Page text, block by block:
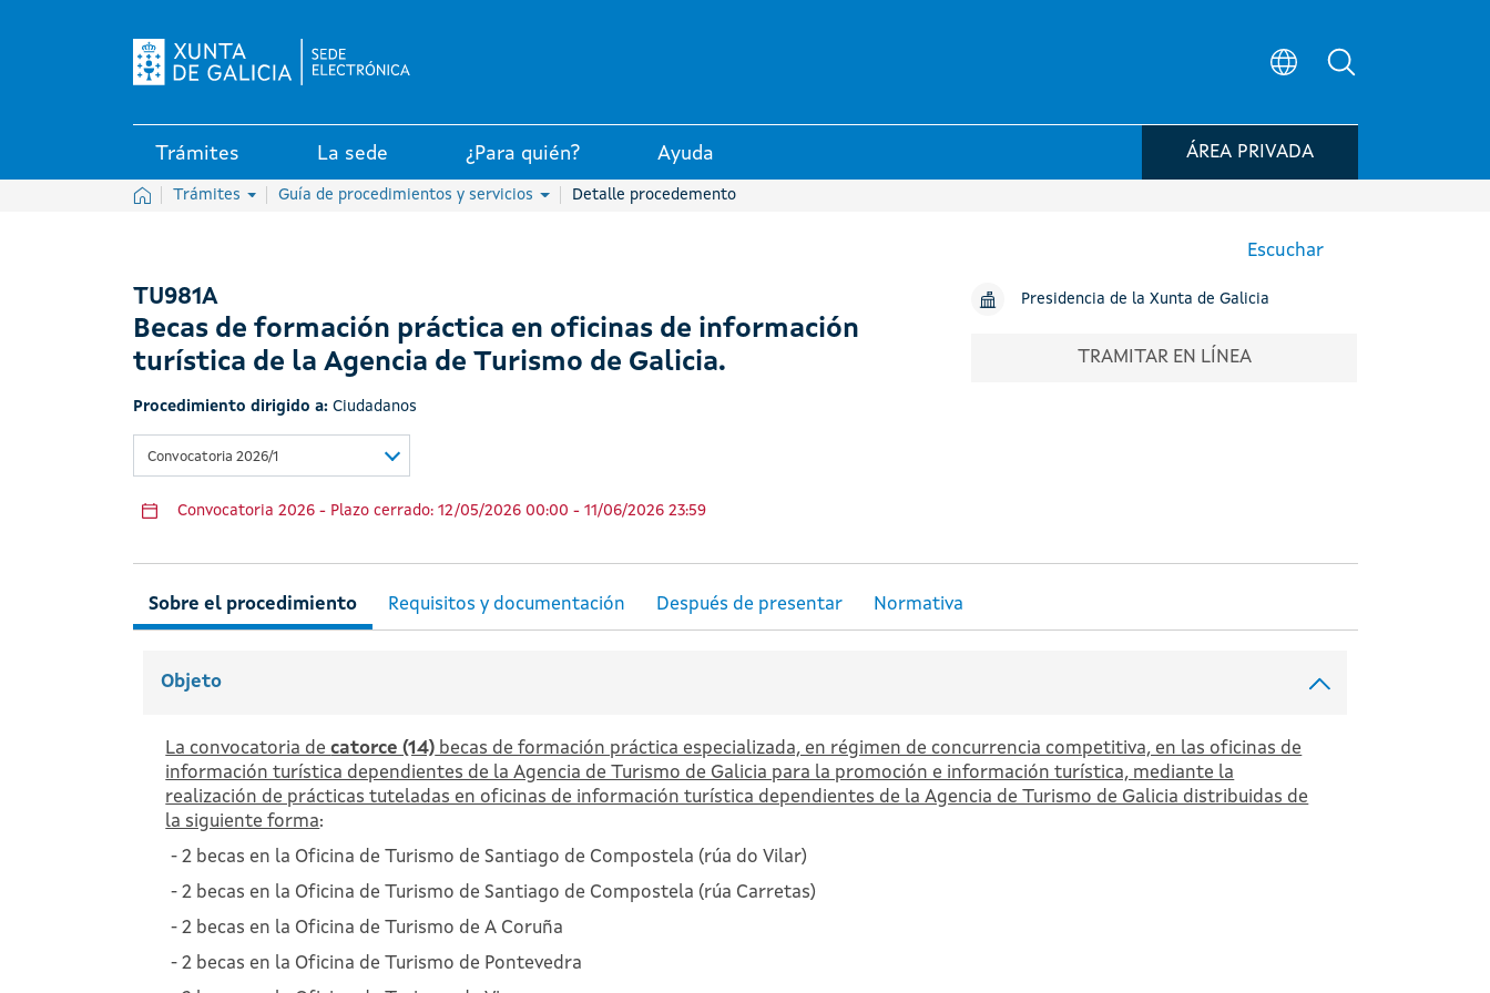
Trámites La sede ¿Para quién? Ayuda ÁREA PRIVADA
InicioTrámites Guía de procedimientos y servicios Detalle procedemento
Escuchar
TU981A
Becas de formación práctica en oficinas de información
turística de la Agencia de Turismo de Galicia.
Procedimiento dirigido a: Ciudadanos
Convocatoria 2026/1
Convocatoria 2026 - Plazo cerrado: 12/05/2026 00:00 - 11/06/2026 23:59
Presidencia de la Xunta de Galicia
TRAMITAR EN LÍNEA
Sobre el procedimiento Después de presentar
Objeto
La convocatoria decatorce (14) becas de formación práctica especializada, en régimen de concurrencia competitiva, en las oficinas de
información turística dependientes de la Agencia de Turismo de Galicia para la promoción e información turística, mediante la
realización de prácticas tuteladas en oficinas de información turística dependientes de la Agencia de Turismo de Galicia distribuidas de
la siguiente forma:
2 becas en la Oficina de Turismo de Santiago de Compostela (rúa do Vilar)
2 becas en la Oficina de Turismo de Santiago de Compostela (rúa Carretas)
2 becas en la Oficina de Turismo de A Coruña
2 becas en la Oficina de Turismo de Pontevedra